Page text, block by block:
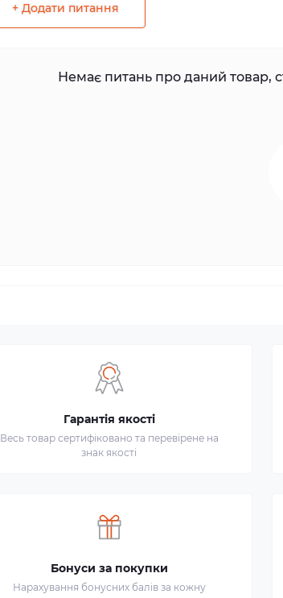
+ Додати питання
Немає питань про даний товар,
Гарантія якості
Весь товар сертифіковано та перевірене на
знак якості
Бонуси за покупки
Нарахування бонусних балів за кожну